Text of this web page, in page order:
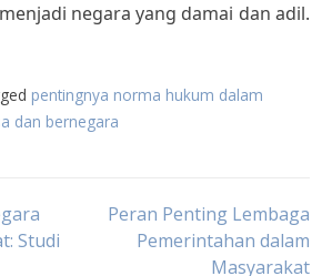
negara yang damai dan adil.
pentingnya norma hukum dalam
dan bernegara
Studi
Peran Penting Lembaga
Pemerintahan dalam
Masyarakat